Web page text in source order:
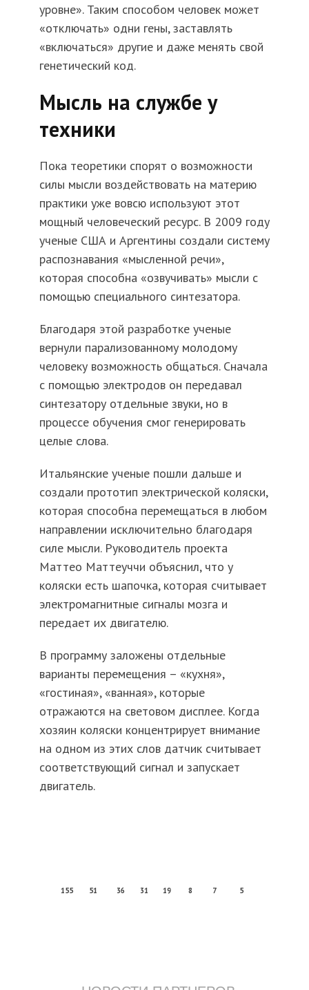
уровне». Таким способом человек может
«отключать» одни гены, заставлять
«включаться» другие и даже менять свой
генетический код.
Мысль на службе у
техники
Пока теоретики спорят о возможности
силы мысли воздействовать на материю
практики уже вовсю используют этот
мощный человеческий ресурс. В 2009 году
ученые США и Аргентины создали систему
распознавания «мысленной речи»,
которая способна «озвучивать» мысли с
помощью специального синтезатора.
Благодаря этой разработке ученые
вернули парализованному молодому
человеку возможность общаться. Сначала
с помощью электродов он передавал
синтезатору отдельные звуки, но в
процессе обучения смог генерировать
целые слова.
Итальянские ученые пошли дальше и
создали прототип электрической коляски,
которая способна перемещаться в любом
направлении исключительно благодаря
силе мысли. Руководитель проекта
Маттео Маттеуччи объяснил, что у
коляски есть шапочка, которая считывает
электромагнитные сигналы мозга и
передает их двигателю.
В программу заложены отдельные
варианты перемещения – «кухня»,
«гостиная», «ванная», которые
отражаются на световом дисплее. Когда
хозяин коляски концентрирует внимание
на одном из этих слов датчик считывает
соответствующий сигнал и запускает
двигатель.
155 51 36 31 19 8 7 5